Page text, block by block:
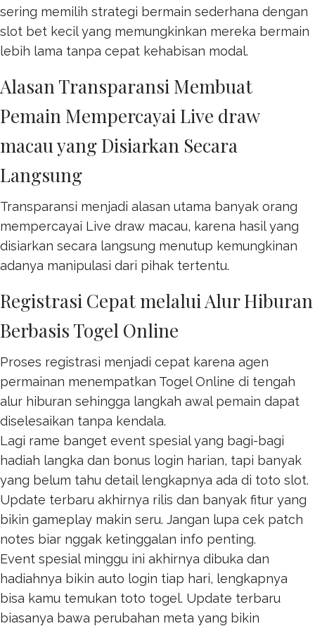
sering memilih strategi bermain sederhana dengan
slot bet kecilyang memungkinkan mereka bermain
lebih lama tanpa cepat kehabisan modal.
Alasan Transparansi Membuat
Pemain Mempercayai Live draw
macau yang Disiarkan Secara
Langsung
Transparansi menjadi alasan utama banyak orang
mempercayai Live draw macau, karena hasil yang
disiarkan secara langsung menutup kemungkinan
adanya manipulasi dari pihak tertentu.
Registrasi Cepat melalui Alur Hiburan
Berbasis Togel Online
Proses registrasi menjadi cepat karena agen
permainan menempatkan Togel Online di tengah
alur hiburan sehingga langkah awal pemain dapat
diselesaikan tanpa kendala.
Lagi rame banget event spesial yang bagi-bagi
hadiah langka dan bonus login harian, tapi banyak
yang belum tahu detail lengkapnya ada di toto slot.
Update terbaru akhirnya rilis dan banyak fitur yang
bikin gameplay makin seru. Jangan lupa cek patch
notes biar nggak ketinggalan info penting.
Event spesial minggu ini akhirnya dibuka dan
hadiahnya bikin auto login tiap hari, lengkapnya
bisa kamu temukan toto togel. Update terbaru
biasanya bawa perubahan meta yang bikin